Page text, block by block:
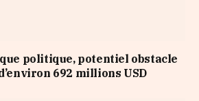
politique, potentiel obstacle
692 millions USD